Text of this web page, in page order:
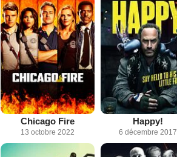
Chicago Fire
13 octobre 2022
Happy!
6 décembre 2017